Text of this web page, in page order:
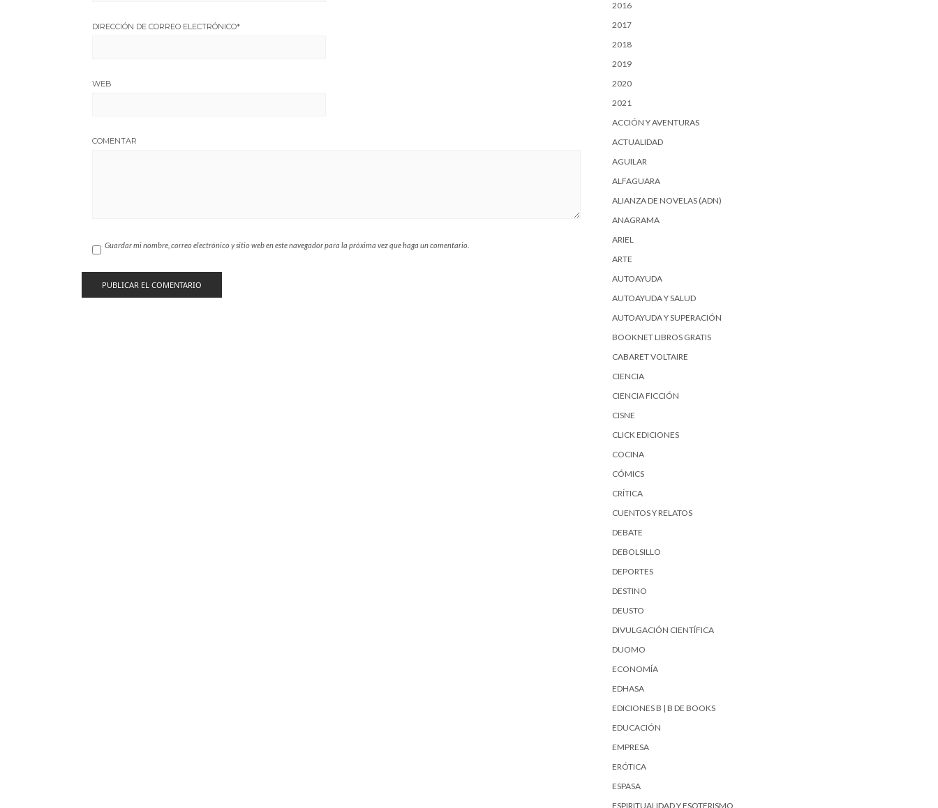
DIRECCIÓN DE CORREO ELECTRÓNICO*
WEB
COMENTAR
Guardar mi nombre, correo electrónico y sitio web en este navegador para la próxima vez que haga un comentario.
2016
2017
2018
2019
2020
2021
ACCIÓN Y AVENTURAS
ACTUALIDAD
AGUILAR
ALFAGUARA
ALIANZA DE NOVELAS (ADN)
ANAGRAMA
ARIEL
ARTE
AUTOAYUDA
AUTOAYUDA Y SALUD
AUTOAYUDA Y SUPERACIÓN
BOOKNET LIBROS GRATIS
CABARET VOLTAIRE
CIENCIA
CIENCIA FICCIÓN
CISNE
CLICK EDICIONES
COCINA
CÓMICS
CRÍTICA
CUENTOS Y RELATOS
DEBATE
DEBOLSILLO
DEPORTES
DESTINO
DEUSTO
DIVULGACIÓN CIENTÍFICA
DUOMO
ECONOMÍA
EDHASA
EDICIONES B | B DE BOOKS
EDUCACIÓN
EMPRESA
ERÓTICA
ESPASA
ESPIRITUALIDAD Y ESOTERISMO